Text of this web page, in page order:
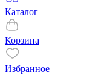
Каталог
Корзина
Избранное